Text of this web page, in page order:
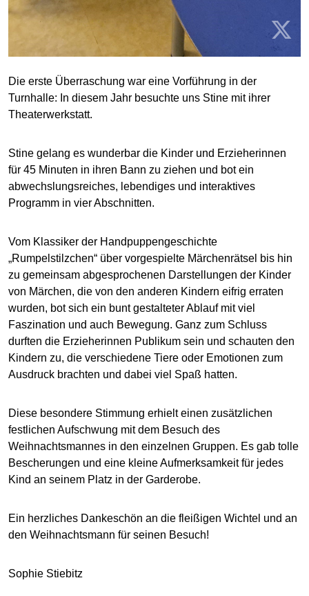
Die erste Überraschung war eine Vorführung in der
Turnhalle: In diesem Jahr besuchte uns Stine mit ihrer
Theaterwerkstatt.
Stine gelang es wunderbar die Kinder und Erzieherinnen
für 45 Minuten in ihren Bann zu ziehen und bot ein
abwechslungsreiches, lebendiges und interaktives
Programm in vier Abschnitten.
Vom Klassiker der Handpuppengeschichte
„Rumpelstilzchen“ über vorgespielte Märchenrätsel bis hin
zu gemeinsam abgesprochenen Darstellungen der Kinder
von Märchen, die von den anderen Kindern eifrig erraten
wurden, bot sich ein bunt gestalteter Ablauf mit viel
Faszination und auch Bewegung. Ganz zum Schluss
durften die Erzieherinnen Publikum sein und schauten den
Kindern zu, die verschiedene Tiere oder Emotionen zum
Ausdruck brachten und dabei viel Spaß hatten.
Diese besondere Stimmung erhielt einen zusätzlichen
festlichen Aufschwung mit dem Besuch des
Weihnachtsmannes in den einzelnen Gruppen. Es gab tolle
Bescherungen und eine kleine Aufmerksamkeit für jedes
Kind an seinem Platz in der Garderobe.
Ein herzliches Dankeschön an die fleißigen Wichtel und an
den Weihnachtsmann für seinen Besuch!
Sophie Stiebitz